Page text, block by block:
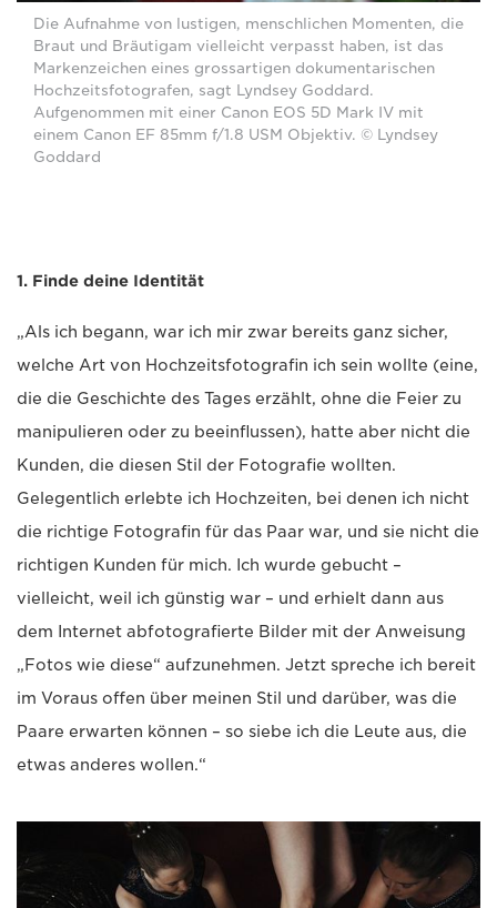
Die Aufnahme von lustigen, menschlichen Momenten, die
Braut und Bräutigam vielleicht verpasst haben, ist das
Markenzeichen eines grossartigen dokumentarischen
Hochzeitsfotografen, sagt Lyndsey Goddard.
Aufgenommen mit einer Canon EOS 5D Mark IV mit
einem Canon EF 85mm f/1.8 USM Objektiv. © Lyndsey
Goddard
1. Finde deine Identität
„Als ich begann, war ich mir zwar bereits ganz sicher,
welche Art von Hochzeitsfotografin ich sein wollte (eine,
die die Geschichte des Tages erzählt, ohne die Feier zu
manipulieren oder zu beeinflussen), hatte aber nicht die
Kunden, die diesen Stil der Fotografie wollten.
Gelegentlich erlebte ich Hochzeiten, bei denen ich nicht
die richtige Fotografin für das Paar war, und sie nicht die
richtigen Kunden für mich. Ich wurde gebucht –
vielleicht, weil ich günstig war – und erhielt dann aus
dem Internet abfotografierte Bilder mit der Anweisung
„Fotos wie diese“ aufzunehmen. Jetzt spreche ich bereit
im Voraus offen über meinen Stil und darüber, was die
Paare erwarten können – so siebe ich die Leute aus, die
etwas anderes wollen.“